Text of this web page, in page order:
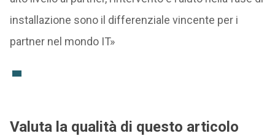
installazione sono il differenziale vincente per i
partner nel mondo IT»
Valuta la qualità di questo articolo